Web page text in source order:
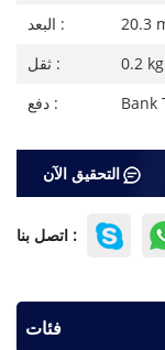
البعد :
20.3
ثقل :
0.2 kg
دفع :
Bank
التحقيق الآن
اتصل بنا :
فئات